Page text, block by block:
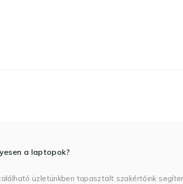
a laptopok?
üzletünkben tapasztalt szakértőink